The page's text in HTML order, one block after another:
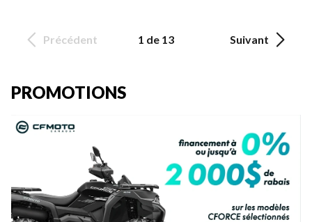
Précédent 1 de 13 Suivant
PROMOTIONS